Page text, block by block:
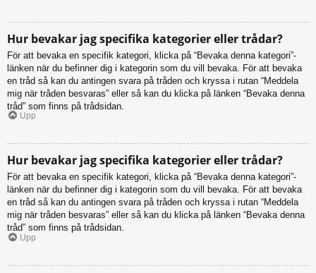
Hur bevakar jag specifika kategorier eller trådar?
För att bevaka en specifik kategori, klicka på “Bevaka denna kategori”-
länken när du befinner dig i kategorin som du vill bevaka. För att bevaka
en tråd så kan du antingen svara på tråden och kryssa i rutan “Meddela
mig när tråden besvaras” eller så kan du klicka på länken “Bevaka denna
tråd” som finns på trådsidan.
Upp
Hur bevakar jag specifika kategorier eller trådar?
För att bevaka en specifik kategori, klicka på “Bevaka denna kategori”-
länken när du befinner dig i kategorin som du vill bevaka. För att bevaka
en tråd så kan du antingen svara på tråden och kryssa i rutan “Meddela
mig när tråden besvaras” eller så kan du klicka på länken “Bevaka denna
tråd” som finns på trådsidan.
Upp